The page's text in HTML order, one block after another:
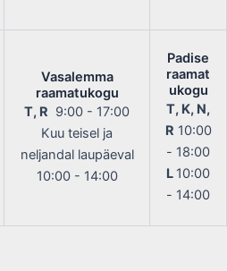
Vasalemma
raamatukogu
T, R 9:00 - 17:00
Kuu teisel ja
neljandal laupäeval
10:00 - 14:00
Padise
raamat
ukogu
T, K, N,
R 10:00
- 18:00
L 10:00
- 14:00